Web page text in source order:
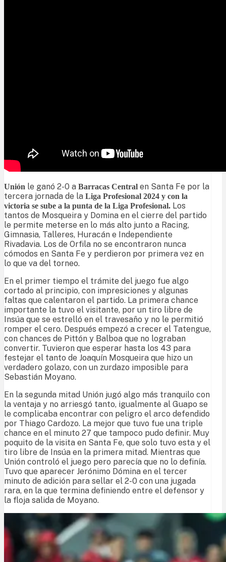
Unión le ganó 2-0 a Barracas Central en Santa Fe por la
tercera jornada de la Liga Profesional 2024 y con la
victoria se sube a la punta de la Liga Profesional. Los
tantos de Mosqueira y Domina en el cierre del partido
le permite meterse en lo más alto junto a Racing,
Gimnasia, Talleres, Huracán e Independiente
Rivadavia. Los de Orfila no se encontraron nunca
cómodos en Santa Fe y perdieron por primera vez en
lo que va del torneo.
En el primer tiempo el trámite del juego fue algo
cortado al principio, con impresiciones y algunas
faltas que calentaron el partido. La primera chance
importante la tuvo el visitante, por un tiro libre de
Insúa que se estrelló en el travesaño y no le permitió
romper el cero. Después empezó a crecer el Tatengue,
con chances de Pittón y Balboa que no lograban
convertir. Tuvieron que esperar hasta los 43 para
festejar el tanto de Joaquín Mosqueira que hizo un
verdadero golazo, con un zurdazo imposible para
Sebastián Moyano.
En la segunda mitad Unión jugó algo más tranquilo con
la ventaja y no arriesgó tanto, igualmente al Guapo se
le complicaba encontrar con peligro el arco defendido
por Thiago Cardozo. La mejor que tuvo fue una triple
chance en el minuto 27 que tampoco pudo definir. Muy
poquito de la visita en Santa Fe, que solo tuvo esta y el
tiro libre de Insúa en la primera mitad. Mientras que
Unión controló el juego pero parecía que no lo definía.
Tuvo que aparecer Jerónimo Dómina en el tercer
minuto de adición para sellar el 2-0 con una jugada
rara, en la que termina definiendo entre el defensor y
la floja salida de Moyano.